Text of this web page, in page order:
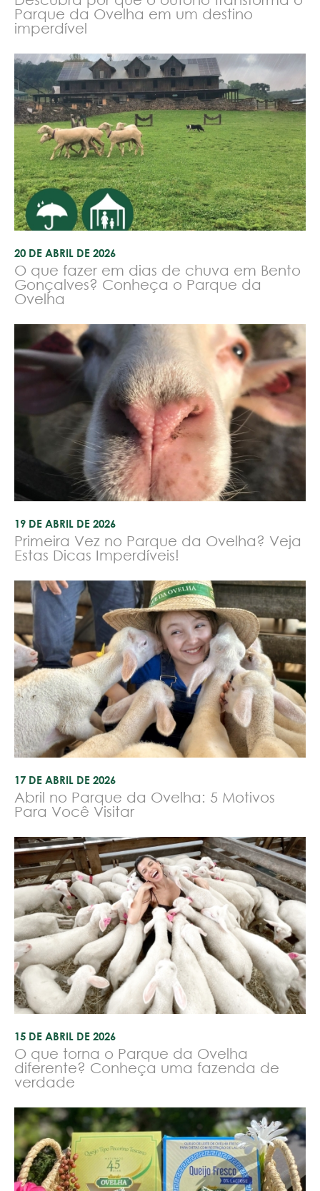
Parque da Ovelha em um destino
imperdível
20 DE ABRIL DE 2026
O que fazer em dias de chuva em Bento
Gonçalves? Conheça o Parque da
Ovelha
19 DE ABRIL DE 2026
Primeira Vez no Parque da Ovelha? Veja
Estas Dicas Imperdíveis!
17 DE ABRIL DE 2026
Abril no Parque da Ovelha: 5 Motivos
Para Você Visitar
15 DE ABRIL DE 2026
O que torna o Parque da Ovelha
diferente? Conheça uma fazenda de
verdade